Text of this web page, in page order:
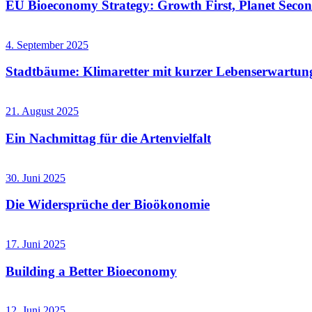
EU Bioeconomy Strategy: Growth First, Planet
4. September 2025
Stadtbäume: Klimaretter mit kurzer
21. August 2025
Ein Nachmittag für die Artenvielfalt
30. Juni 2025
Die Widersprüche der Bioökonomie
17. Juni 2025
Building a Better Bioeconomy